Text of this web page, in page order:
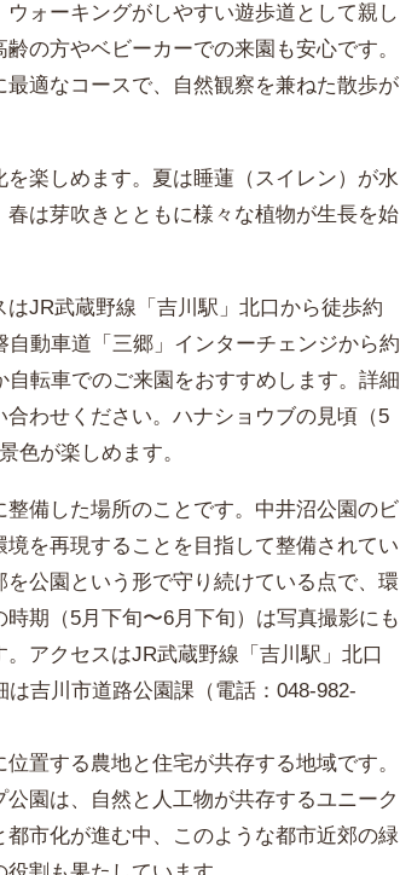
ォーキングがしやすい遊歩道として親し
の方やベビーカーでの来園も安心です。
適なコースで、自然観察を兼ねた散歩が
楽しめます。夏は睡蓮（スイレン）が水
は芽吹きとともに様々な植物が生長を始
JR武蔵野線「吉川駅」北口から徒歩約
動車道「三郷」インターチェンジから約
転車でのご来園をおすすめします。詳細
わせください。ハナショウブの見頃（5
色が楽しめます。
備した場所のことです。中井沼公園のビ
を再現することを目指して整備されてい
公園という形で守り続けている点で、環
期（5月下旬〜6月下旬）は写真撮影にも
アクセスはJR武蔵野線「吉川駅」北口
吉川市道路公園課（電話：048-982-
置する農地と住宅が共存する地域です。
園は、自然と人工物が共存するユニーク
市化が進む中、このような都市近郊の緑